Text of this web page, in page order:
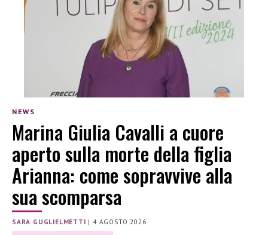
NEWS
Marina Giulia Cavalli a cuore
aperto sulla morte della figlia
Arianna: come sopravvive alla
sua scomparsa
SARA GUGLIELMETTI |4 AGOSTO 2026